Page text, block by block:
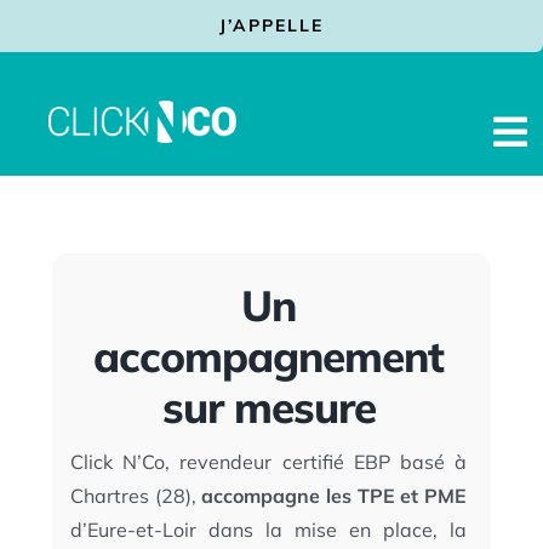
au
J’APPELLE
Contact
Assistance
Un
accompagnement
sur mesure
Click N’Co, revendeur certifié EBP basé à
Chartres (28), accompagne les TPE et PME
d’Eure-et-Loir dans la mise en place, la